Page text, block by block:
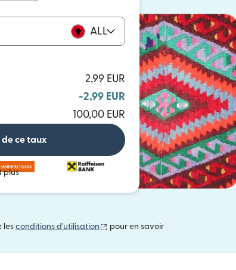
ALL
2,99 EUR
-2,99 EUR
100,00 EUR
de ce taux
plus
les conditions d'utilisation (s'ouvre dans une nouvelle
pour en savoir